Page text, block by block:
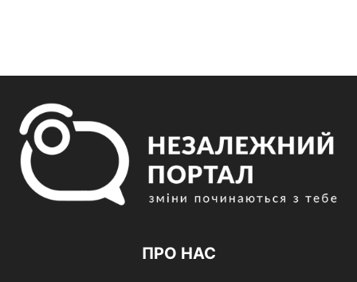
ПРО НАС